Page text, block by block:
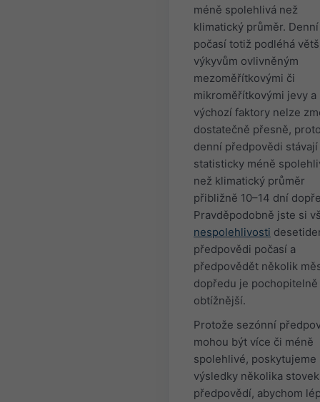
méně spolehlivá než
klimatický průměr. Denní
počasí totiž podléhá
výkyvům ovlivněným
mezoměřítkovými či
mikroměřítkovými jevy a
výchozí faktory nelze
dostatečně přesně,
denní předpovědi stávají
statisticky méně
než klimatický průměr
přibližně 10–14 dní
Pravděpodobně jste si
nespolehlivosti
předpovědi počasí a
předpovědět několik
dopředu je
obtížnější.
Protože sezónní
mohou být více či méně
spolehlivé, poskytujeme
výsledky několika stovek
předpovědí, abychom